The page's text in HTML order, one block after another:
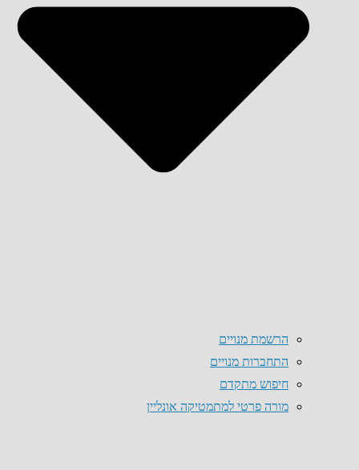
הרשמת מנויים
התחברות מנויים
חיפוש מתקדם
מורה פרטי למתמטיקה אונליין